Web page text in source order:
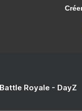
Royale - DayZ